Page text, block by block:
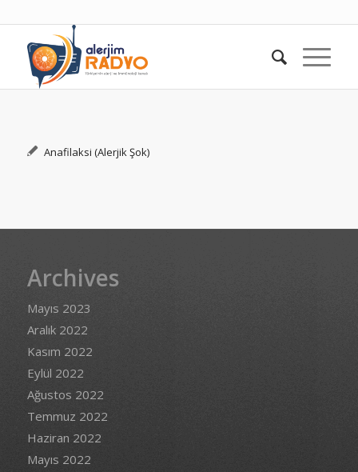
Anafilaksi (Alerjik Şok)
Archives
Mayıs 2023
Aralık 2022
Kasım 2022
Eylül 2022
Ağustos 2022
Temmuz 2022
Haziran 2022
Mayıs 2022